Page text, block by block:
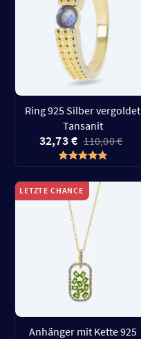
Ring 925 Silber vergoldet
Tansanit
32,73 € 110,00 €
LETZTE CHANCE
Anhänger mit Kette 925